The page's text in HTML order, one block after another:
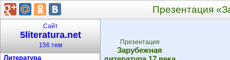
Презентация
Презентация
Зарубежная
Сайт
5literatura.net
156 тем
Литература